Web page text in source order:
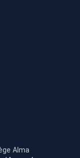
Alma